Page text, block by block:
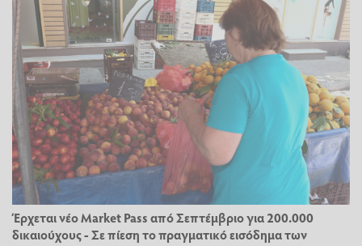
Έρχεται νέο Market Pass από Σεπτέμβριο για 200.000
δικαιούχους - Σε πίεση το πραγματικό εισόδημα των